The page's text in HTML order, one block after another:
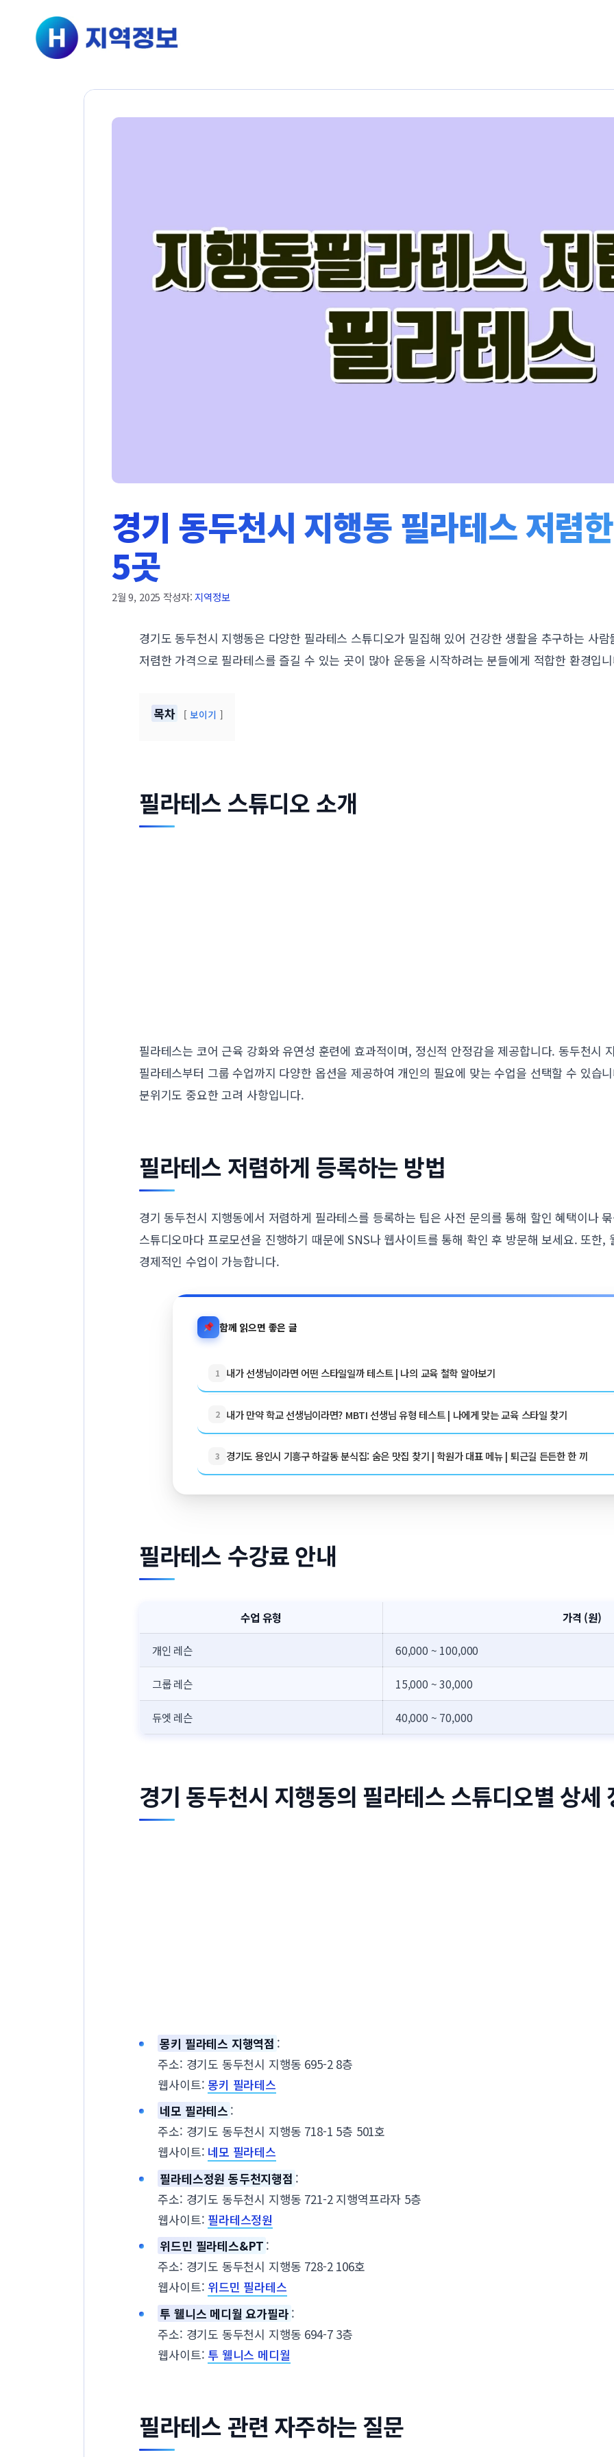
건너뛰기
경기 동두천시 지행동 필라테스 저렴
5곳
2월 9, 2025 작성자:지역정보
경기도 동두천시 지행동은 다양한 필라테스 스튜디오가 밀집해 있어 건강한 생활을 추구하는 사
저렴한 가격으로 필라테스를 즐길 수 있는 곳이 많아 운동을 시작하려는 분들에게 적합한 환경입
목차 보이기
필라테스 스튜디오 소개
필라테스는 코어 근육 강화와 유연성 훈련에 효과적이며, 정신적 안정감을 제공합니다. 동두천시
필라테스부터 그룹 수업까지 다양한 옵션을 제공하여 개인의 필요에 맞는 수업을 선택할 수 있습
분위기도 중요한 고려 사항입니다.
필라테스 저렴하게 등록하는 방법
경기 동두천시 지행동에서 저렴하게 필라테스를 등록하는 팁은 사전 문의를 통해 할인 혜택이나
스튜디오마다 프로모션을 진행하기 때문에 SNS나 웹사이트를 통해 확인 후 방문해 보세요. 또한,
경제적인 수업이 가능합니다.
함께 읽으면 좋은 글
1 내가 선생님이라면 어떤 스타일일까 테스트 | 나의 교육 철학 알아보기
2 내가 만약 학교 선생님이라면? MBTI 선생님 유형 테스트 | 나에게 맞는 교육 스타일 찾기
3 경기도 용인시 기흥구 하갈동 분식집: 숨은 맛집 찾기 | 학원가 대표 메뉴 | 퇴근길 든든한 한 끼
필라테스 수강료 안내
수업 유형 가격 (원)
개인 레슨 60,000 ~ 100,000
그룹 레슨 15,000 ~ 30,000
듀엣 레슨 40,000 ~ 70,000
경기 동두천시 지행동의 필라테스 스튜디오별 상세
몽키 필라테스 지행역점 :
주소: 경기도 동두천시 지행동 695-2 8층
웹사이트:몽키 필라테스
네모 필라테스 :
주소: 경기도 동두천시 지행동 718-1 5층 501호
웹사이트: 네모 필라테스
필라테스정원 동두천지행점 :
주소: 경기도 동두천시 지행동 721-2 지행역프라자 5층
웹사이트: 필라테스정원
위드민 필라테스&PT :
주소: 경기도 동두천시 지행동 728-2 106호
웹사이트: 위드민 필라테스
투 웰니스 메디월 요가필라 :
주소: 경기도 동두천시 지행동 694-7 3층
웹사이트: 투 웰니스 메디월
필라테스 관련 자주하는 질문